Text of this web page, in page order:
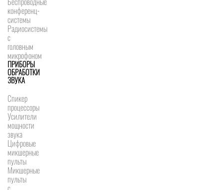
конференц-
системы
Радиосистемы
с
головным
микрофоном
ПРИБОРЫ
ОБРАБОТКИ
ЗВУКА
Спикер
процессоры
Усилители
мощности
звука
Цифровые
микшерные
пульты
Микшерные
пульты